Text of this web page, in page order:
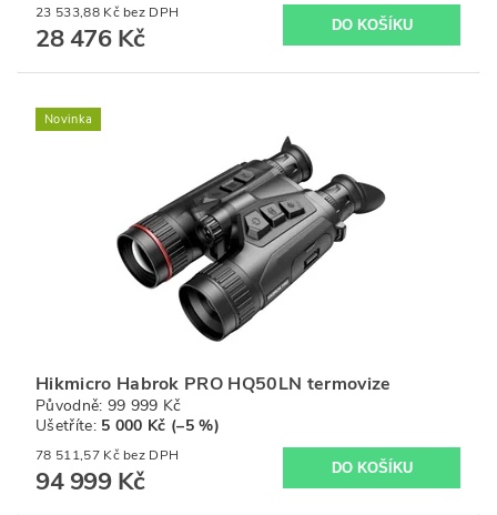
23 533,88 Kč bez DPH
28 476 Kč
Novinka
Hikmicro Habrok PRO HQ50LN termovize
Původně: 99 999 Kč
Ušetříte: 5 000 Kč (–5 %)
78 511,57 Kč bez DPH
94 999 Kč